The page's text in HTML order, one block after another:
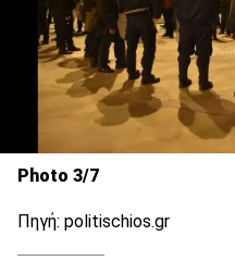
Photo 3/7
Πηγή: politischios.gr